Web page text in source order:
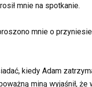
mnie na spotkanie.
mnie o
kiedy Adam
miną wyjaśnił,